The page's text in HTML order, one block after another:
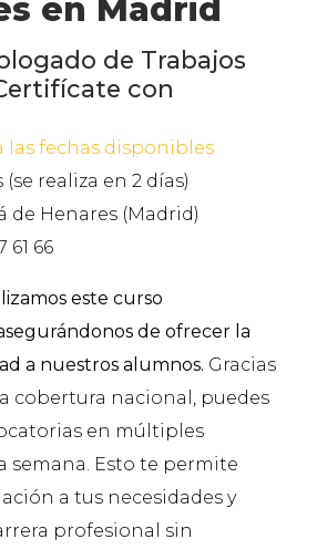
en Madrid
de Trabajos
con
las fechas disponibles
(se realiza en 2 días)
de Henares (Madrid)
61 66
este curso
de ofrecer la
a nuestros alumnos. Gracias
cobertura nacional, puedes
en múltiples
semana. Esto te permite
a tus necesidades y
profesional sin